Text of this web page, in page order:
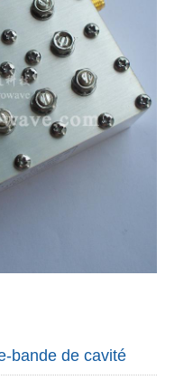
bande de cavité